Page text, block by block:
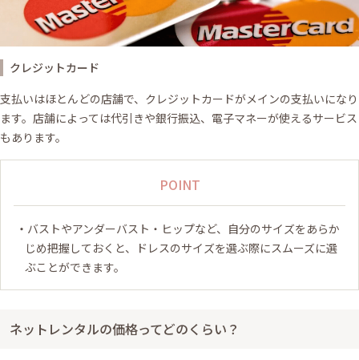
クレジットカード
支払いはほとんどの店舗で、クレジットカードがメインの支払いになり
ます。店舗によっては代引きや銀行振込、電子マネーが使えるサービス
もあります。
POINT
バストやアンダーバスト・ヒップなど、自分のサイズをあらか
じめ把握しておくと、ドレスのサイズを選ぶ際にスムーズに選
ぶことができます。
ネットレンタルの価格ってどのくらい？